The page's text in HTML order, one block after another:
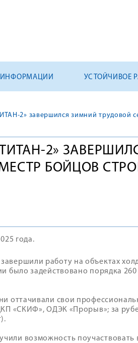
ИНФОРМАЦИИ УСТОЙЧИВОЕ
2»
БОЙЦОВ
года.
работу на объектах
было задействовано порядка
оттачивали свои
«СКИФ», ОДЭК «Прорыв»; за
возможность поучаствовать